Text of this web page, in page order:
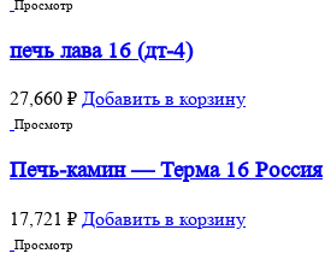
Просмотр
печь лава 16 (дт-4)
27,660 ₽ Добавить в корзину
Просмотр
Печь-камин — Терма 16 Россия
17,721 ₽ Добавить в корзину
Просмотр